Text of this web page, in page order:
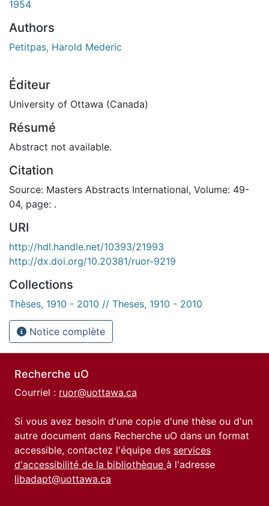
1954
Authors
Petitpas, Harold Mederic
Éditeur
University of Ottawa (Canada)
Résumé
Abstract not available.
Citation
Source: Masters Abstracts International, Volume: 49-
04, page: .
URI
http://hdl.handle.net/10393/21993
http://dx.doi.org/10.20381/ruor-9219
Collections
Thèses, 1910 - 2010 // Theses, 1910 - 2010
Notice complète
Recherche uO
Courriel : ruor@uottawa.ca
Si vous avez besoin d'une copie d'une thèse ou d'un
autre document dans Recherche uO dans un format
accessible, contactez l'équipe des services
d'accessibilité de la bibliothèque à l'adresse
libadapt@uottawa.ca